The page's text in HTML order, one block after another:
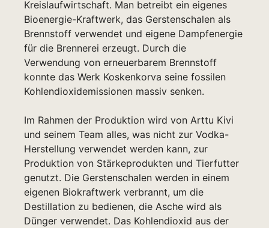
Kreislaufwirtschaft. Man betreibt ein eigenes
Bioenergie-Kraftwerk, das Gerstenschalen als
Brennstoff verwendet und eigene Dampfenergie
für die Brennerei erzeugt. Durch die
Verwendung von erneuerbarem Brennstoff
konnte das Werk Koskenkorva seine fossilen
Kohlendioxidemissionen massiv senken.
Im Rahmen der Produktion wird von Arttu Kivi
und seinem Team alles, was nicht zur Vodka-
Herstellung verwendet werden kann, zur
Produktion von Stärkeprodukten und Tierfutter
genutzt. Die Gerstenschalen werden in einem
eigenen Biokraftwerk verbrannt, um die
Destillation zu bedienen, die Asche wird als
Dünger verwendet. Das Kohlendioxid aus der